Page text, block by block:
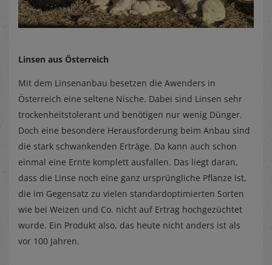
Linsen aus Österreich
Mit dem Linsenanbau besetzen die Awenders in
Österreich eine seltene Nische. Dabei sind Linsen sehr
trockenheitstolerant und benötigen nur wenig Dünger.
Doch eine besondere Herausforderung beim Anbau sind
die stark schwankenden Erträge. Da kann auch schon
einmal eine Ernte komplett ausfallen. Das liegt daran,
dass die Linse noch eine ganz ursprüngliche Pflanze ist,
die im Gegensatz zu vielen standardoptimierten Sorten
wie bei Weizen und Co. nicht auf Ertrag hochgezüchtet
wurde. Ein Produkt also, das heute nicht anders ist als
vor 100 Jahren.